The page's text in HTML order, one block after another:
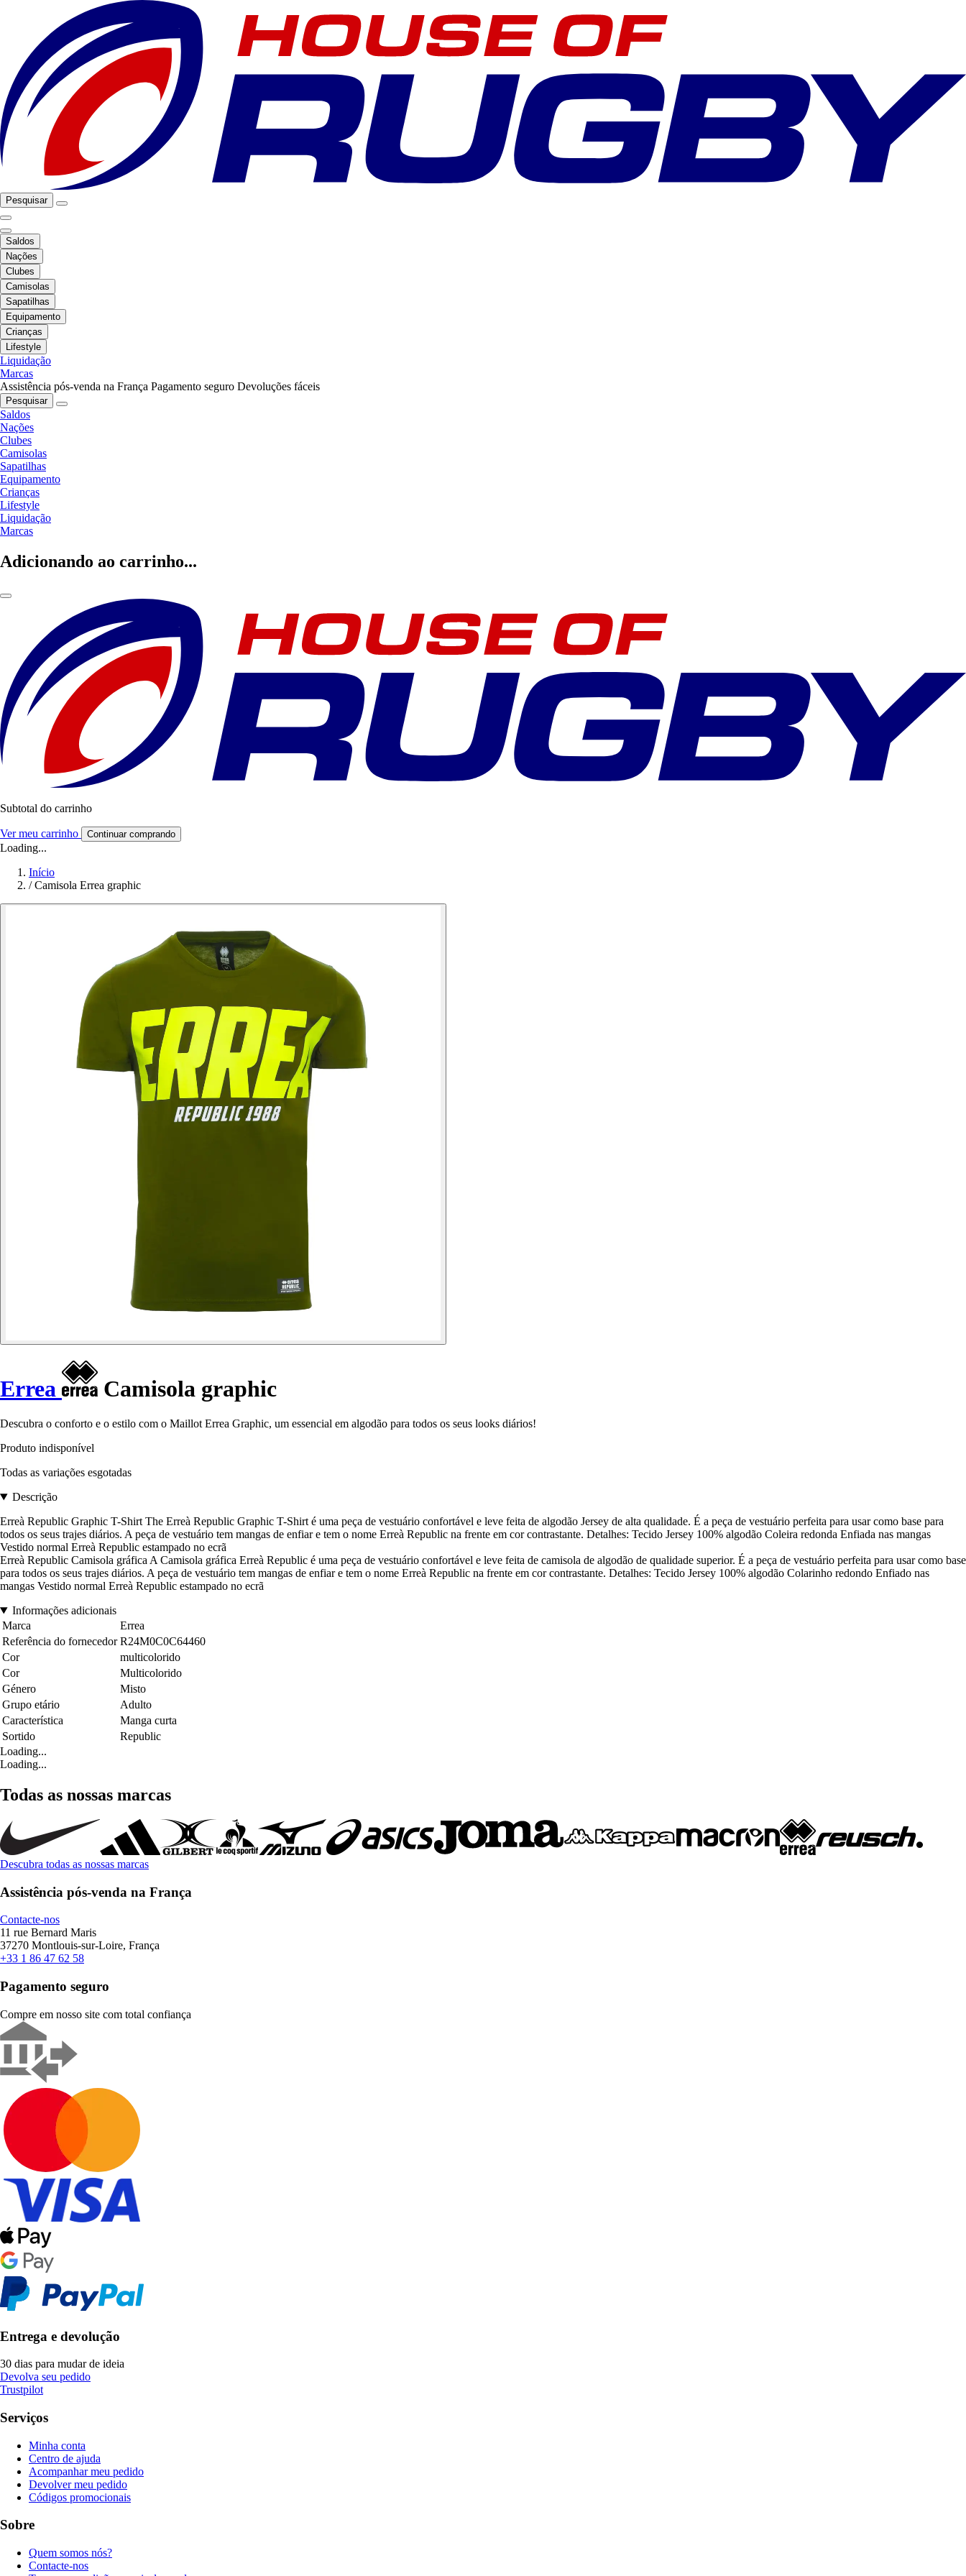
Pesquisar
Saldos
Nações
Clubes
Camisolas
Sapatilhas
Equipamento
Crianças
Lifestyle
Liquidação
Marcas
Assistência pós-venda na França Pagamento seguro Devoluções fáceis
Pesquisar
Saldos
Nações
Clubes
Camisolas
Sapatilhas
Equipamento
Crianças
Lifestyle
Liquidação
Marcas
Adicionando ao carrinho...
Subtotal do carrinho
Ver meu carrinho Continuar comprando
Loading...
Início
/ Camisola Errea graphic
Errea Camisola graphic
Descubra o conforto e o estilo com o Maillot Errea Graphic, um essencial em algodão para todos os seus looks diários!
Produto indisponível
Todas as variações esgotadas
Descrição
Erreà Republic Graphic T-Shirt The Erreà Republic Graphic T-Shirt é uma peça de vestuário confortável e leve feita de algodão Jersey de alta qualidade. É a peça de vestuário perfeita para usar como base para
todos os seus trajes diários. A peça de vestuário tem mangas de enfiar e tem o nome Erreà Republic na frente em cor contrastante. Detalhes: Tecido Jersey 100% algodão Coleira redonda Enfiada nas mangas
Vestido normal Erreà Republic estampado no ecrã
Erreà Republic Camisola gráfica A Camisola gráfica Erreà Republic é uma peça de vestuário confortável e leve feita de camisola de algodão de qualidade superior. É a peça de vestuário perfeita para usar como base
para todos os seus trajes diários. A peça de vestuário tem mangas de enfiar e tem o nome Erreà Republic na frente em cor contrastante. Detalhes: Tecido Jersey 100% algodão Colarinho redondo Enfiado nas
mangas Vestido normal Erreà Republic estampado no ecrã
Informações adicionais
Marca
Errea
Referência do fornecedor R24M0C0C64460
Cor
multicolorido
Cor
Multicolorido
Género
Misto
Grupo etário
Adulto
Característica
Manga curta
Sortido
Republic
Loading...
Loading...
Todas as nossas marcas
Descubra todas as nossas marcas
Assistência pós-venda na França
Contacte-nos
11 rue Bernard Maris
37270 Montlouis-sur-Loire, França
+33 1 86 47 62 58
Pagamento seguro
Compre em nosso site com total confiança
Entrega e devolução
30 dias para mudar de ideia
Devolva seu pedido
Trustpilot
Serviços
Minha conta
Centro de ajuda
Acompanhar meu pedido
Devolver meu pedido
Códigos promocionais
Sobre
Quem somos nós?
Contacte-nos